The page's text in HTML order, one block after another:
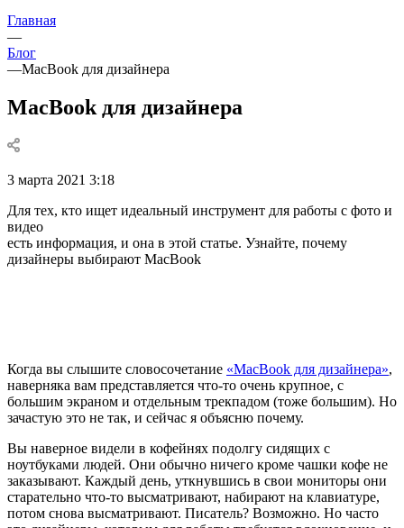
Главная
—
Блог
—MacBook для дизайнера
MacBook для дизайнера
3 марта 2021 3:18
Для тех, кто ищет идеальный инструмент для работы с фото и
видео
есть информация, и она в этой статье. Узнайте, почему
дизайнеры выбирают MacBook
Когда вы слышите словосочетание «MacBook для дизайнера»,
наверняка вам представляется что-то очень крупное, с
большим экраном и отдельным трекпадом (тоже большим). Но
зачастую это не так, и сейчас я объясню почему.
Вы наверное видели в кофейнях подолгу сидящих с
ноутбуками людей. Они обычно ничего кроме чашки кофе не
заказывают. Каждый день, уткнувшись в свои мониторы они
старательно что-то высматривают, набирают на клавиатуре,
потом снова высматривают. Писатель? Возможно. Но часто